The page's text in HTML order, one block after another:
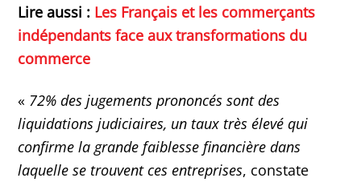
Lire aussi : Les Français et les commerçants
indépendants face aux transformations du
commerce
« 72% des jugements prononcés sont des
liquidations judiciaires, un taux très élevé qui
confirme la grande faiblesse financière dans
laquelle se trouvent ces entreprises, constate